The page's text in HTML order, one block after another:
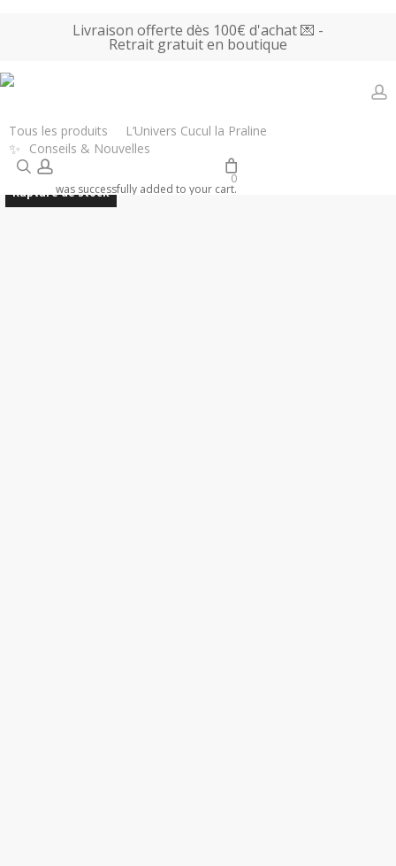
content
Livraison offerte dès 100€ d'achat 💌 -
Retrait gratuit en boutique
Tous les produits L’Univers Cucul la Praline
✨ Conseils & Nouvelles
searchaccount
0
was successfully added to your cart.
Accueil Tous les produits Livres & Loisirs
Carnet A5 Coeurs –
Manakea
Rupture de stock